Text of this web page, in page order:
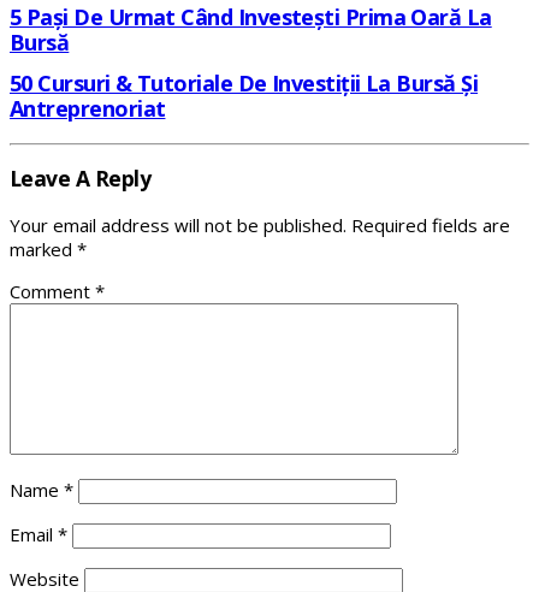
5 Pași De Urmat Când Investești Prima Oară La
Bursă
50 Cursuri & Tutoriale De Investiții La Bursă Și
Antreprenoriat
Leave A Reply
Your email address will not be published. Required fields are
marked *
Comment *
Name *
Email *
Website